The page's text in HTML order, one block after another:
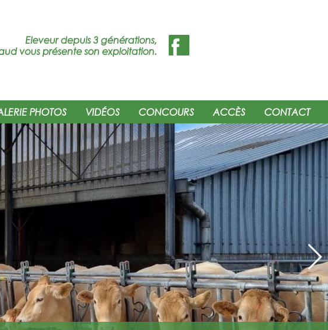
Eleveur depuis 3 générations,
vous présente son exploitation.
PHOTOS VIDÉOS CONCOURS ACCÈS CONTACT